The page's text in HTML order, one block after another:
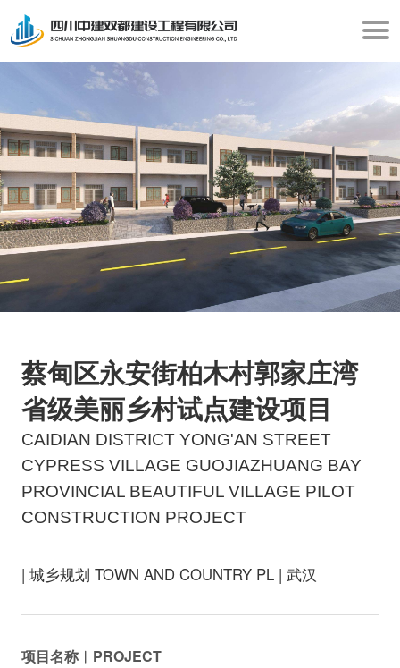
蔡甸区永安街柏木村郭家庄湾
省级美丽乡村试点建设项目
CAIDIAN DISTRICT YONG'AN STREET
CYPRESS VILLAGE GUOJIAZHUANG BAY
PROVINCIAL BEAUTIFUL VILLAGE PILOT
CONSTRUCTION PROJECT
| 城乡规划 TOWN AND COUNTRY PL | 武汉
项目名称︱PROJECT